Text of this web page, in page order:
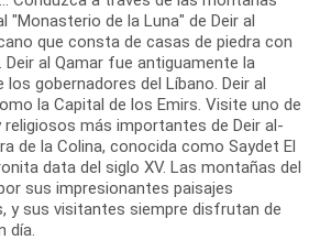
"Monasterio de la Luna" de Deir al
que consta de casas de piedra con
al Qamar fue antiguamente la
los gobernadores del Líbano. Deir al
la Capital de los Emirs. Visite uno de
más importantes de Deir al-
de la Colina, conocida como Saydet El
data del siglo XV. Las montañas del
sus impresionantes paisajes
y sus visitantes siempre disfrutan de
día.